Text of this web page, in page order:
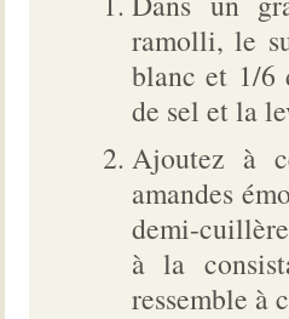
ramolli, le
blanc et 1/6
de sel et la
Ajoutez à
amandes
demi-
à la
ressemble à